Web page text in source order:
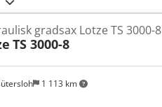
CENTRALSMÖRJNING:
16 kW Csdsyr H U Dopfx
1 113 km
gradsax Lotze TS 3000-8
TS 3000-8